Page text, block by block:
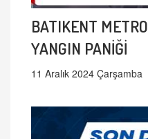
BATIKENT
YANGIN PANİĞİ
11 Aralık 2024 Çarşamba